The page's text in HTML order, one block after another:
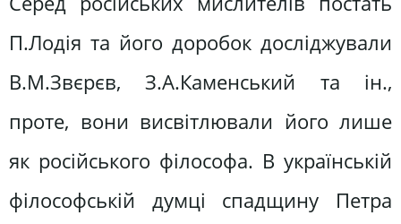
П.Лодія та його доробок досліджували
В.М.Звєрєв, З.А.Каменський та ін.,
проте, вони висвітлювали його лише
як російського філософа. В українській
філософській думці спадщину Петра